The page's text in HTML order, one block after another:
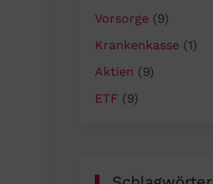
Vorsorge (9)
Krankenkasse (1)
Aktien (9)
ETF (9)